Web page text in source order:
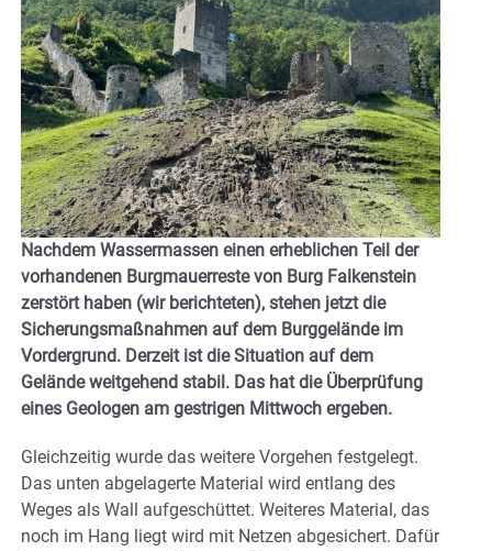
Nachdem Wassermassen einen erheblichen Teil der
vorhandenen Burgmauerreste von Burg Falkenstein
zerstört haben (wir berichteten), stehen jetzt die
Sicherungsmaßnahmen auf dem Burggelände im
Vordergrund. Derzeit ist die Situation auf dem
Gelände weitgehend stabil. Das hat die Überprüfung
eines Geologen am gestrigen Mittwoch ergeben.
Gleichzeitig wurde das weitere Vorgehen festgelegt.
Das unten abgelagerte Material wird entlang des
Weges als Wall aufgeschüttet. Weiteres Material, das
noch im Hang liegt wird mit Netzen abgesichert. Dafür